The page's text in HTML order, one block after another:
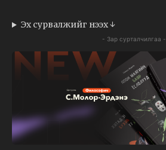
Эх сурвалжийг нээх ↓
- Зар сурталчилгаа -